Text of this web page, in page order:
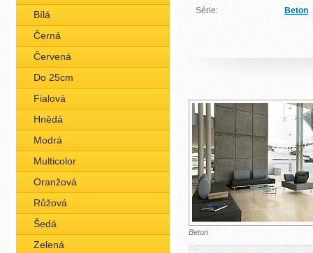
Bílá
Černá
Červená
Do 25cm
Fialová
Hnědá
Modrá
Multicolor
Oranžová
Růžová
Šedá
Zelená
Série:
Beton
Beton